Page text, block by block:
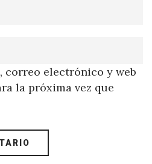
correo electrónico y web
la próxima vez que